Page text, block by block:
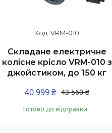
VRM-010
Складане електричне
колісне крісло VRM-010 з
джойстиком, до 150 кг
43 560 ₴
40 999 ₴
Готово до відправки